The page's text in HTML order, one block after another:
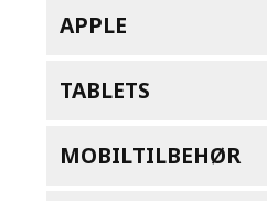
APPLE
TABLETS
MOBILTILBEHØR